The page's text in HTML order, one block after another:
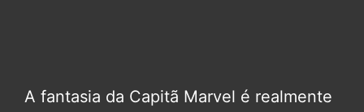
A fantasia da Capitã Marvel é realmente